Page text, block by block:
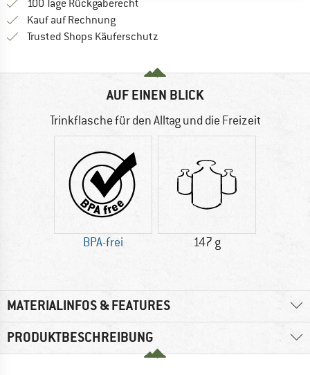
100 Tage Rückgaberecht
Kauf auf RechnungFinde die Zahlungs-Infos hier! Öffnet
Trusted Shops Käuferschutz
AUF EINEN BLICK
Trinkflasche für den Alltag und die Freizeit
BPA-frei 147 g
MATERIALINFOS & FEATURES
PRODUKTBESCHREIBUNG